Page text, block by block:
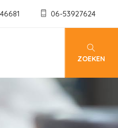
06-53927624
ZOEKEN